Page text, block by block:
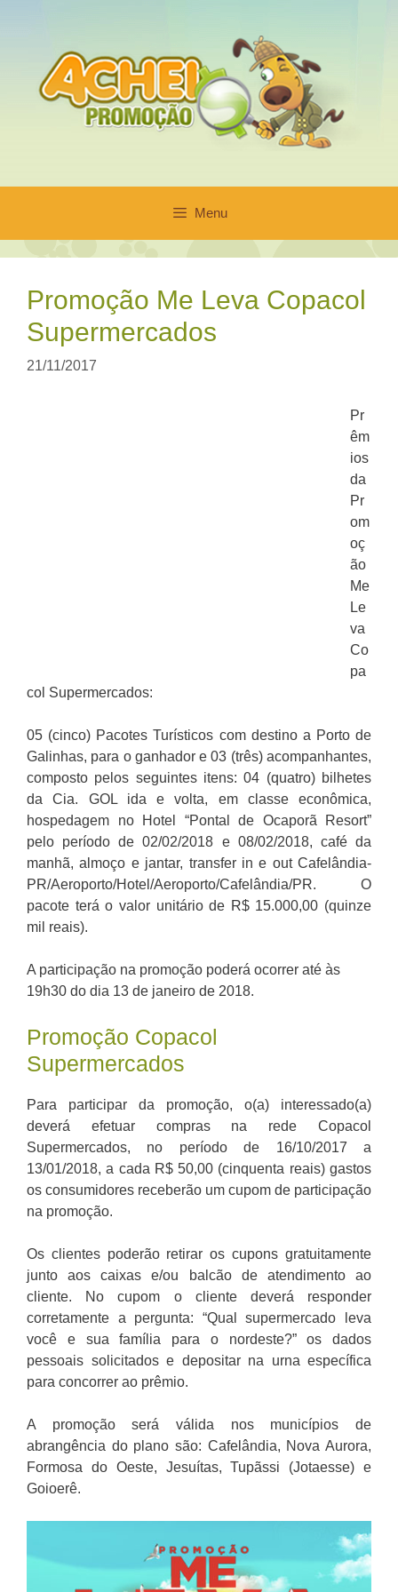
conteúdo
Menu
Promoção Me Leva Copacol
Supermercados
21/11/2017
Pr
êm
ios
da
Pr
om
oç
ão
Me
Le
va
Co
pa
col Supermercados:
05 (cinco) Pacotes Turísticos com destino a Porto de
Galinhas, para o ganhador e 03 (três) acompanhantes,
composto pelos seguintes itens: 04 (quatro) bilhetes
da Cia. GOL ida e volta, em classe econômica,
hospedagem no Hotel “Pontal de Ocaporã Resort”
pelo período de 02/02/2018 e 08/02/2018, café da
manhã, almoço e jantar, transfer in e out Cafelândia-
PR/Aeroporto/Hotel/Aeroporto/Cafelândia/PR. O
pacote terá o valor unitário de R$ 15.000,00 (quinze
mil reais).
A participação na promoção poderá ocorrer até às
19h30 do dia 13 de janeiro de 2018.
Promoção Copacol
Supermercados
Para participar da promoção, o(a) interessado(a)
deverá efetuar compras na rede Copacol
Supermercados, no período de 16/10/2017 a
13/01/2018, a cada R$ 50,00 (cinquenta reais) gastos
os consumidores receberão um cupom de participação
na promoção.
Os clientes poderão retirar os cupons gratuitamente
junto aos caixas e/ou balcão de atendimento ao
cliente. No cupom o cliente deverá responder
corretamente a pergunta: “Qual supermercado leva
você e sua família para o nordeste?” os dados
pessoais solicitados e depositar na urna específica
para concorrer ao prêmio.
A promoção será válida nos municípios de
abrangência do plano são: Cafelândia, Nova Aurora,
Formosa do Oeste, Jesuítas, Tupãssi (Jotaesse) e
Goioerê.